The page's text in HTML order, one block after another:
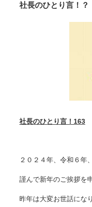
社長のひとり言！？
社長のひとり言！ 163
２０２４年、令和６年
謹んで新年のご挨拶を
昨年は大変お世話にな